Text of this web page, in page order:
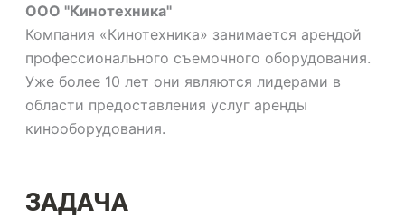
ООО "Кинотехника"
Компания «Кинотехника» занимается арендой
профессионального съемочного оборудования.
Уже более 10 лет они являются лидерами в
области предоставления услуг аренды
кинооборудования.
ЗАДАЧА